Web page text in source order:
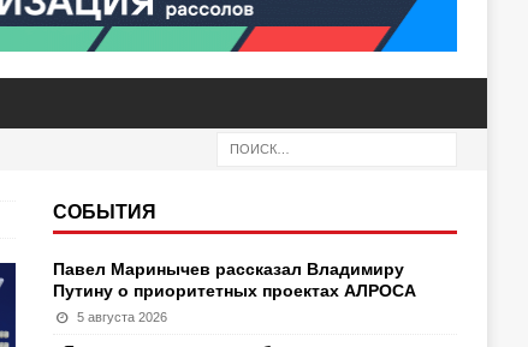
СОБЫТИЯ
Павел Маринычев рассказал Владимиру
Путину о приоритетных проектах АЛРОСА
5 августа 2026